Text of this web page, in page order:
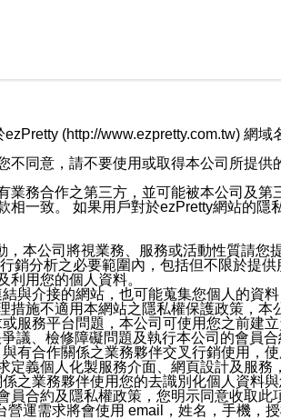
(http://www.ezpretty.com.tw) 網
同意，請不要使用或取得本公司所提供
務合作之第三方，並可能被本公司及
一致。 如果用戶對於ezPretty網站的
本公司將視業務、服務或活動性質請
銷分析之必要範圍內，包括但不限於提
用您的個人資料。
與介接的網站，也可能蒐集您個人的資
施不適用本網站之隱私權保護政策，本
服務平台問題，本公司可使用您之前建
、檢修障礙問題及執行本公司的會員
有合作關係之業務夥伴交叉行銷使用，
義個人化製服務介面、網頁設計及服務
之業務夥伴使用您的去識別化個人資料
合約及隱私權政策，您明示同意收取
運需求將會使用 email，姓名，手機，